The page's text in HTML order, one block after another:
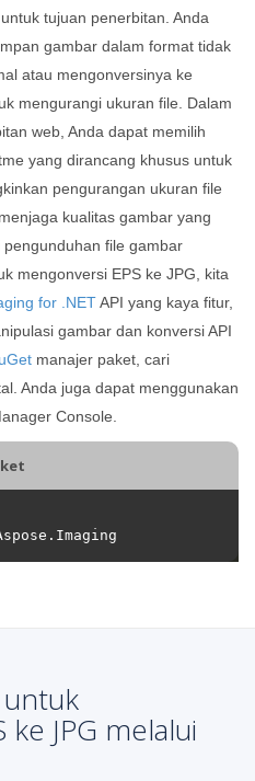
tujuan penerbitan. Anda
gambar dalam format tidak
atau mengonversinya ke
mengurangi ukuran file. Dalam
web, Anda dapat memilih
yang dirancang khusus untuk
pengurangan ukuran file
kualitas gambar yang
file gambar
mengonversi EPS ke JPG, kita
for .NETAPI yang kaya fitur,
gambar dan konversi API
manajer paket, cari
Anda juga dapat menggunakan
Console.
untuk
JPG melalui